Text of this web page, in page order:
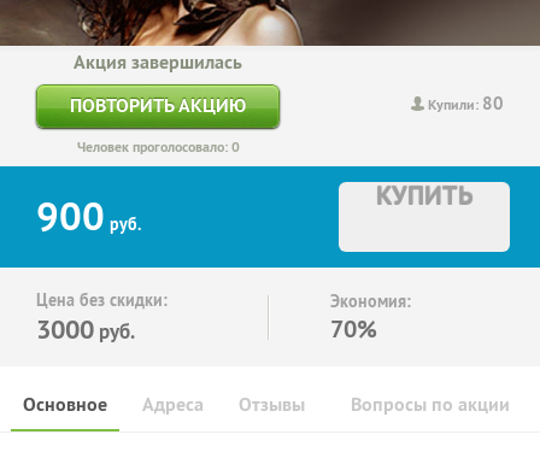
Купили: 80
Акция завершилась
ПОВТОРИТЬ АКЦИЮ
Человек проголосовало: 0
900 руб.
КУПИТЬ
Цена без скидки:
3000 руб.
Экономия:
70%
Основное Отзывы Вопросы по акции
Адреса